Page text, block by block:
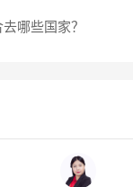
哪些国家？